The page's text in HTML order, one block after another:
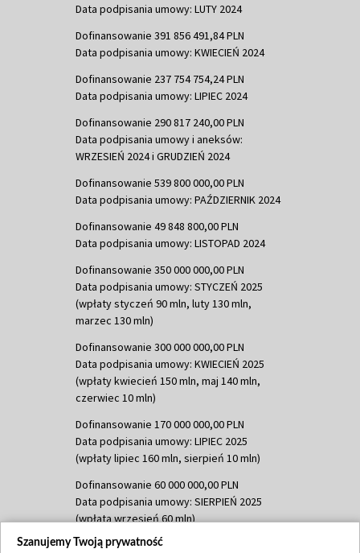
Data podpisania umowy: LUTY 2024
Dofinansowanie 391 856 491,84 PLN
Data podpisania umowy: KWIECIEŃ 2024
Dofinansowanie 237 754 754,24 PLN
Data podpisania umowy: LIPIEC 2024
Dofinansowanie 290 817 240,00 PLN
Data podpisania umowy i aneksów:
WRZESIEŃ 2024 i GRUDZIEŃ 2024
Dofinansowanie 539 800 000,00 PLN
Data podpisania umowy: PAŹDZIERNIK 2024
Dofinansowanie 49 848 800,00 PLN
Data podpisania umowy: LISTOPAD 2024
Dofinansowanie 350 000 000,00 PLN
Data podpisania umowy: STYCZEŃ 2025
(wpłaty styczeń 90 mln, luty 130 mln,
marzec 130 mln)
Dofinansowanie 300 000 000,00 PLN
Data podpisania umowy: KWIECIEŃ 2025
(wpłaty kwiecień 150 mln, maj 140 mln,
czerwiec 10 mln)
Dofinansowanie 170 000 000,00 PLN
Data podpisania umowy: LIPIEC 2025
(wpłaty lipiec 160 mln, sierpień 10 mln)
Dofinansowanie 60 000 000,00 PLN
Data podpisania umowy: SIERPIEŃ 2025
(wpłata wrzesień 60 mln)
Dofinansowanie 635 783 051,21 PLN
Szanujemy Twoją prywatność